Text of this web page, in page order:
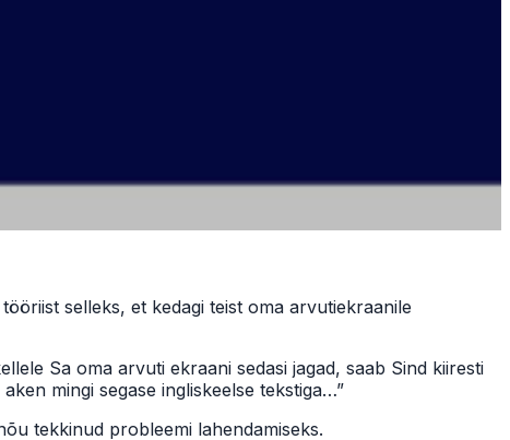
selleks, et kedagi teist oma arvutiekraanile
Sa oma arvuti ekraani sedasi jagad, saab Sind kiiresti
mingi segase ingliskeelse tekstiga…”
tekkinud probleemi lahendamiseks.